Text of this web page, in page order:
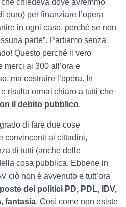
chiedeva dove avremmo
euro) per finanziare l’opera
in ogni caso, perché se non
parte”. Partiamo senza
Questo perché il vero
merci ai 300 all’ora e
ma costruire l’opera. In
risulta ormai chiaro a tutti che
il debito pubblico.
di fare due cose
convincenti ai cittadini,
di tutti (anche delle
cosa pubblica. Ebbene in
ciò non è avvenuto e tutt’ora
dei politici PD, PDL, IDV,
fantasia. Così come non esiste